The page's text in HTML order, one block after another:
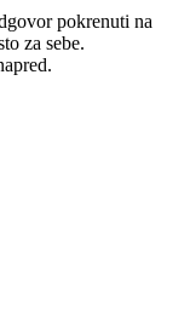
pokrenuti na
za sebe.